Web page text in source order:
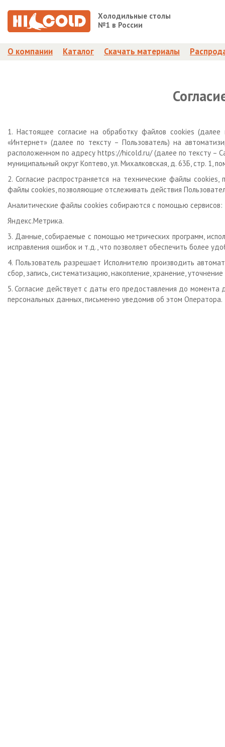
Холодильные столы
№1 в России
О компании Каталог Скачать материалы
1. Настоящее согласие на обработку файлов cookies (далее
«Интернет» (далее по тексту – Пользователь) на
расположенном по адресу https://hicold.ru/(далее по тексту –
муниципальный округ Коптево, ул. Михалковская, д. 63Б, стр. 1,
2. Согласие распространяется на технические файлы
файлы cookies, позволяющие отслеживать действия
Аналитические файлы cookies собираются с помощью сервисов:
Яндекс.Метрика.
3. Данные, собираемые с помощью метрических программ,
исправления ошибок и т.д., что позволяет обеспечить более
4. Пользователь разрешает Исполнителю производить
сбор, запись, систематизацию, накопление, хранение,
5. Согласие действует с даты его предоставления до
персональных данных, письменно уведомив об этом Оператора.